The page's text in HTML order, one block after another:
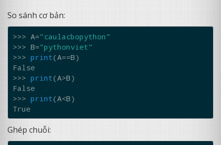
So sánh cơ bản:
>>> A="caulacbopython"
>>> B="pythonviet"
>>> print(A==B )
False
>>> print(A>B )
False
>>> print(A<B )
True
Ghép chuỗi: